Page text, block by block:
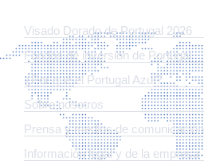
Visado Dorado de Portugal 2026
Fondos de inversión de Portugal
¿Por qué el Portugal Azul?
Sobre nosotros
Prensa y medios de comunicación
Información legal y de la empresa